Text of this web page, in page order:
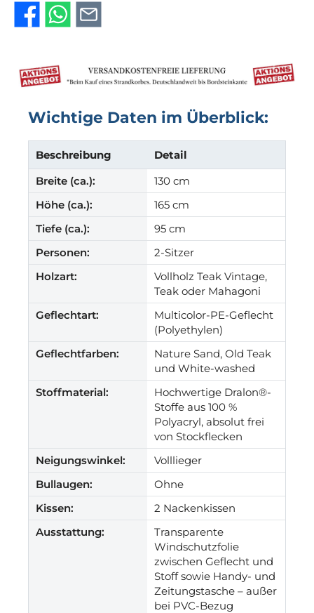
Wichtige Daten im Überblick:
Beschreibung
Detail
Breite (ca.):
130 cm
Höhe (ca.):
165 cm
Tiefe (ca.):
95 cm
Personen:
2-Sitzer
Holzart:
Vollholz Teak Vintage,
Teak oder Mahagoni
Geflechtart:
Multicolor-PE-Geflecht
(Polyethylen)
Geflechtfarben:
Nature Sand, Old Teak
und White-washed
Stoffmaterial:
Hochwertige Dralon®-
Stoffe aus 100 %
Polyacryl, absolut frei
von Stockflecken
Neigungswinkel:
Volllieger
Bullaugen:
Ohne
Kissen:
2 Nackenkissen
Ausstattung:
Transparente
Windschutzfolie
zwischen Geflecht und
Stoff sowie Handy- und
Zeitungstasche – außer
bei PVC-Bezug